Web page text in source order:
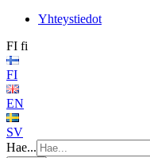
Yhteystiedot
FI fi
FI
EN
SV
Hae...